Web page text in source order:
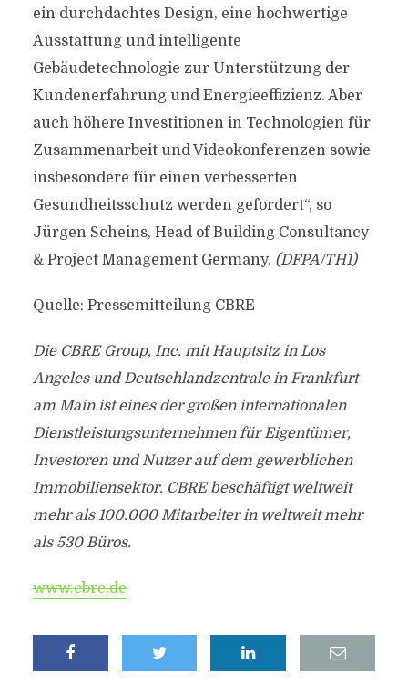
ein durchdachtes Design, eine hochwertige
Ausstattung und intelligente
Gebäudetechnologie zur Unterstützung der
Kundenerfahrung und Energieeffizienz. Aber
auch höhere Investitionen in Technologien für
Zusammenarbeit und Videokonferenzen sowie
insbesondere für einen verbesserten
Gesundheitsschutz werden gefordert“, so
Jürgen Scheins, Head of Building Consultancy
& Project Management Germany. (DFPA/TH1)
Quelle: Pressemitteilung CBRE
Die CBRE Group, Inc. mit Hauptsitz in Los
Angeles und Deutschlandzentrale in Frankfurt
am Main ist eines der großen internationalen
Dienstleistungsunternehmen für Eigentümer,
Investoren und Nutzer auf dem gewerblichen
Immobiliensektor. CBRE beschäftigt weltweit
mehr als 100.000 Mitarbeiter in weltweit mehr
als 530 Büros.
www.cbre.de